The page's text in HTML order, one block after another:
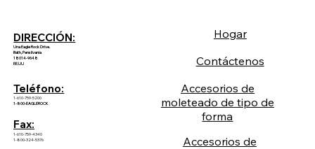
DIRECCIÓN:
Una Eagle Rock Drive.
Bath, Pensilvania
18014-9648
EE.UU
Teléfono:
1-610-759-5200
1-800-EAGLEROCK
Fax:
1-610-759-4340
1-800-324-5376
Hogar
Contáctenos
Accesorios de
moleteado de tipo de
forma
Accesorios de